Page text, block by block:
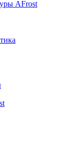
AFrost